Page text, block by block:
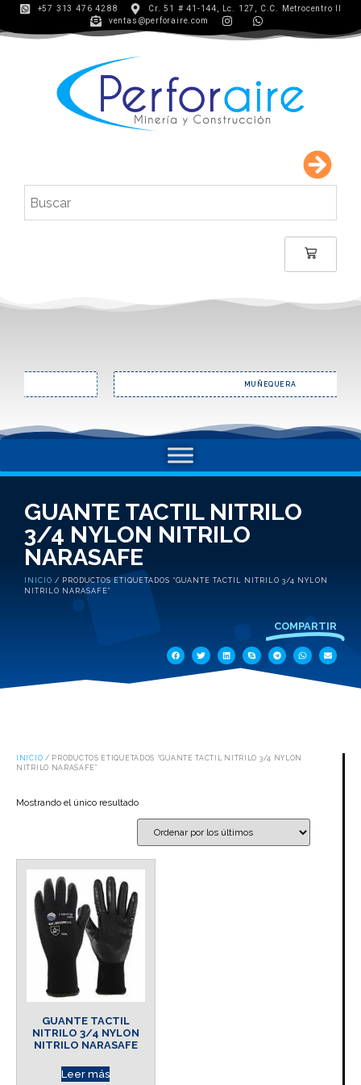
+57 313 476 4288
Cr. 51 # 41-144, Lc. 127, C.C. Metrocentro II
ventas@perforaire.com
GUANTE TACTIL NITRILO
3/4 NYLON NITRILO
NARASAFE
INICIO / PRODUCTOS ETIQUETADOS “GUANTE TACTIL NITRILO 3/4 NYLON
NITRILO NARASAFE”
COMPARTIR
INICIO / PRODUCTOS ETIQUETADOS “GUANTE TACTIL NITRILO 3/4 NYLON
NITRILO NARASAFE”
Mostrando el único resultado
GUANTE TACTIL
NITRILO 3/4 NYLON
NITRILO NARASAFE
Leer más